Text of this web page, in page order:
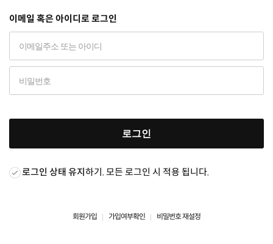
이메일 혹은 아이디로 로그인
로그인
로그인 상태 유지하기. 모든 로그인 시 적용 됩니다.
회원가입 가입여부확인 비밀번호 재설정